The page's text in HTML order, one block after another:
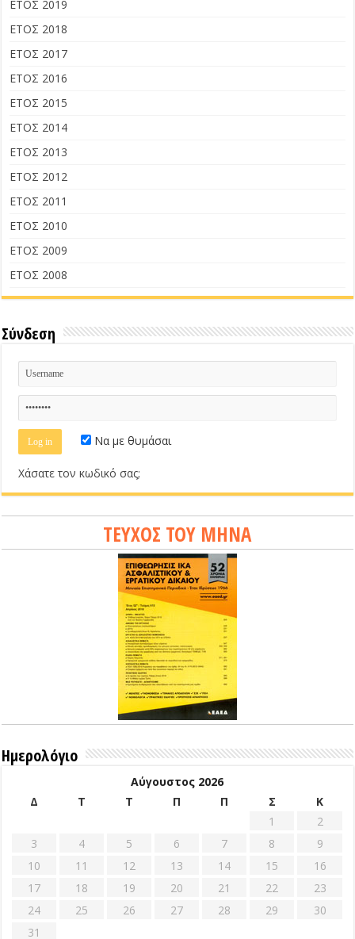
ΕΤΟΣ 2019
ΕΤΟΣ 2018
ΕΤΟΣ 2017
ΕΤΟΣ 2016
ΕΤΟΣ 2015
ΕΤΟΣ 2014
ΕΤΟΣ 2013
ΕΤΟΣ 2012
ΕΤΟΣ 2011
ΕΤΟΣ 2010
ΕΤΟΣ 2009
ΕΤΟΣ 2008
Σύνδεση
Να με θυμάσαι
Χάσατε τον κωδικό σας;
ΤΕΥΧΟΣ ΤΟΥ ΜΗΝΑ
Ημερολόγιο
Αύγουστος 2026
Δ
Τ Τ Π Π Σ
Κ
1
2
3
4 5 6 7 8
9
10
11 12 13 14 15
16
17
18 19 20 21 22
23
24
25 26 27 28 29
30
31